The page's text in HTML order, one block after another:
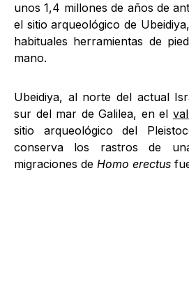
unos 1,4 millones de años de
el sitio arqueológico de
habituales herramientas de
mano.
Ubeidiya, al norte del actual
sur del mar de Galilea, en el
sitio arqueológico del
conserva los rastros de
migraciones de Homo erectus